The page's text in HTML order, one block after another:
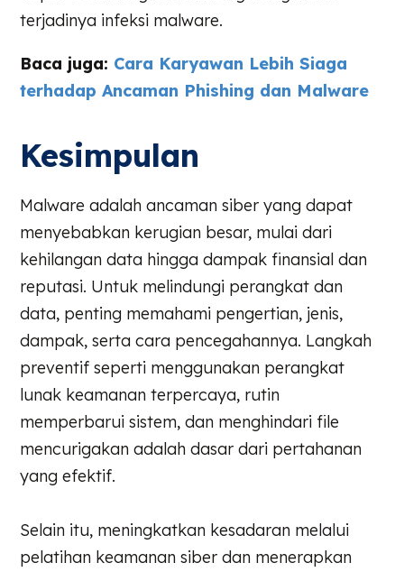
terjadinya infeksi malware.
Baca juga: Cara Karyawan Lebih Siaga
terhadap Ancaman Phishing dan Malware
Kesimpulan
Malware adalah ancaman siber yang dapat
menyebabkan kerugian besar, mulai dari
kehilangan data hingga dampak finansial dan
reputasi. Untuk melindungi perangkat dan
data, penting memahami pengertian, jenis,
dampak, serta cara pencegahannya. Langkah
preventif seperti menggunakan perangkat
lunak keamanan terpercaya, rutin
memperbarui sistem, dan menghindari file
mencurigakan adalah dasar dari pertahanan
yang efektif.
Selain itu, meningkatkan kesadaran melalui
pelatihan keamanan siber dan menerapkan